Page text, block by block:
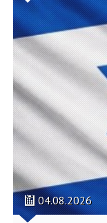
04.08.2026